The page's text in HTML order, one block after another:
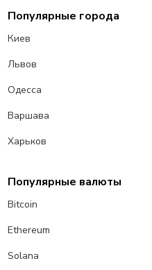
Популярные города
Киев
Львов
Одесса
Варшава
Харьков
Популярные валюты
Bitcoin
Ethereum
Solana